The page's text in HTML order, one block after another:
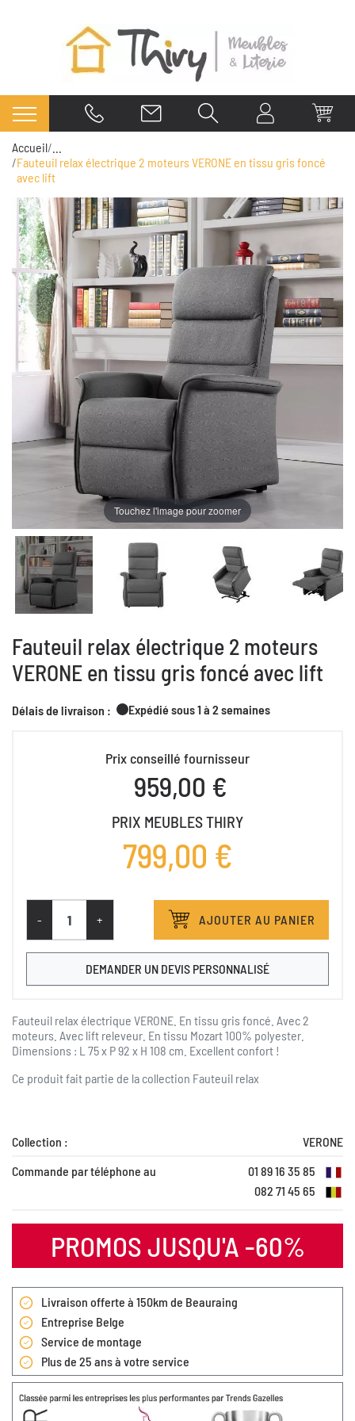
Accueil
Fauteuil relax électrique 2 moteurs VERONE en tissu gris foncé
avec lift
Touchez l'image pour zoomer
Fauteuil relax électrique 2 moteurs
VERONE en tissu gris foncé avec lift
Délais de livraison : Expédié sous 1 à 2 semaines
Prix conseillé fournisseur
959,00 €
PRIX MEUBLES THIRY
799,00 €
- + AJOUTER AU PANIER
DEMANDER UN DEVIS PERSONNALISÉ
Fauteuil relax électrique VERONE. En tissu gris foncé. Avec 2
moteurs. Avec lift releveur. En tissu Mozart 100% polyester.
Dimensions : L 75 x P 92 x H 108 cm. Excellent confort !
Ce produit fait partie de la collection Fauteuil relax
Collection :
VERONE
Commande par téléphone au
01 89 16 35 85
082 71 45 65
PROMOS JUSQU'A -60%
Livraison offerte à 150km de Beauraing
Entreprise Belge
Service de montage
Plus de 25 ans à votre service